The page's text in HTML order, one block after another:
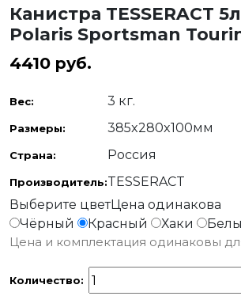
Канистра TESSERACT
Polaris Sportsman
4410 руб.
Вес: 3 кг.
Размеры: 385x280x100мм
Страна: Россия
Производитель:TESSERACT
Выберите цветЦена одинакова
Чёрный
Красный Хаки
Цена и комплектация одинаковы
Количество: